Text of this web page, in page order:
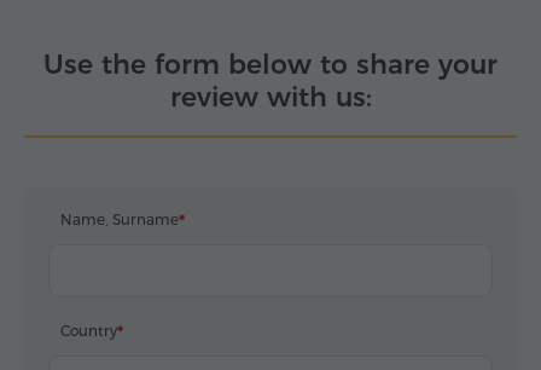
Use the form below to share your
review with us:
Name, Surname
Country